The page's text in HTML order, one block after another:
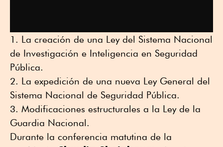
La creación de una Ley del Sistema Nacional
de Investigación e Inteligencia en Seguridad
Pública.
La expedición de una nueva Ley General del
Sistema Nacional de Seguridad Pública.
Modificaciones estructurales a la Ley de la
Guardia Nacional.
Durante la conferencia matutina de la